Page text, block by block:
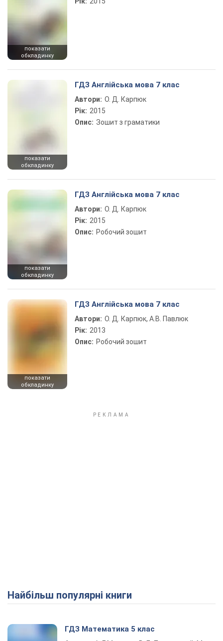
показати
обкладинку
показати
обкладинку
ГДЗ Англійська мова 7 клас
Автори: О. Д. Карпюк
Рік: 2015
Опис: Зошит з граматики
показати
обкладинку
ГДЗ Англійська мова 7 клас
Автори: О. Д. Карпюк
Рік: 2015
Опис: Робочий зошит
показати
обкладинку
ГДЗ Англійська мова 7 клас
Автори: О. Д. Карпюк, А.В. Павлюк
Рік: 2013
Опис: Робочий зошит
Найбільш популярні книги
ГДЗ Математика 5 клас